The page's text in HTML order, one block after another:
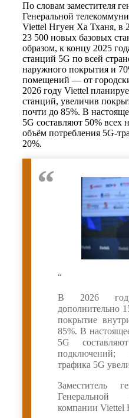
По словам заместителя
Генеральной
Viettel Нгуен Ха Тханя, в
23 500 новых базовых
образом, к концу 2025
станций 5G по всей
наружного покрытия и
помещений — от
2026 году Viettel
станций, увеличив
почти до 85%. В
5G составляют 50%
объём потребления 5G-
20%.
“
В 2026
дополнительно
покрытие
85%. В
5G
подключений;
трафика 5G
Заместитель
Генеральной
компании Viettel